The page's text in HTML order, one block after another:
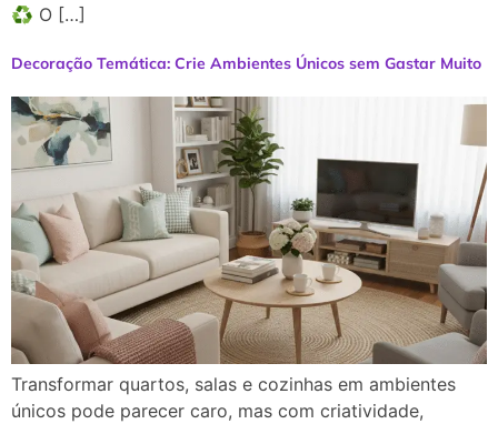
♻️ O […]
Decoração Temática: Crie Ambientes Únicos sem Gastar Muito
Transformar quartos, salas e cozinhas em ambientes
únicos pode parecer caro, mas com criatividade,